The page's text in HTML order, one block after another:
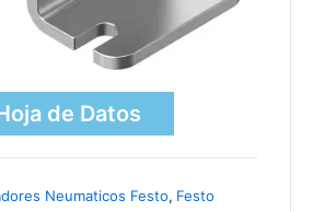
de Datos
Neumaticos Festo, Festo